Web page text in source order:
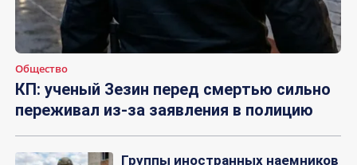
Общество
КП: ученый Зезин перед смертью сильно
переживал из-за заявления в полицию
Группы иностранных наемников